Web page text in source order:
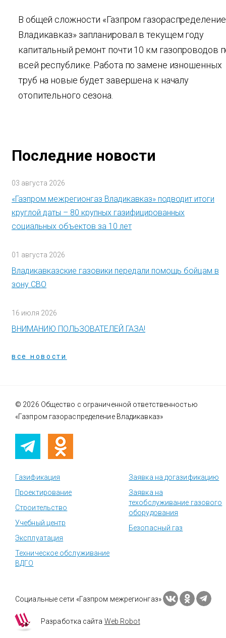
В общей сложности «Газпром газораспределение
Владикавказ» запланировал в текущем году
капитальный ремонт почти 10 км газопроводов
всей республике. Работа по замене изношенных
труб на новые будет завершена к началу
отопительного сезона.
Последние новости
03 августа 2026
«Газпром межрегионгаз Владикавказ» подводит итоги
круглой даты – 80 крупных газифицированных
социальных объектов за 10 лет
01 августа 2026
Владикавказские газовики передали помощь бойцам в
зону СВО
16 июля 2026
ВНИМАНИЮ ПОЛЬЗОВАТЕЛЕЙ ГАЗА!
все новости
© 2026 Общество с ограниченной ответственностью
«Газпром газораспределение Владикавказ»
Газификация
Проектирование
Строительство
Учебный центр
Эксплуатация
Техническое обслуживание
ВДГО
Заявка на догазификацию
Заявка на
техобслуживание газового
оборудования
Безопасный газ
Социальные сети «Газпром межрегионгаз»
Разработка сайта Web Robot